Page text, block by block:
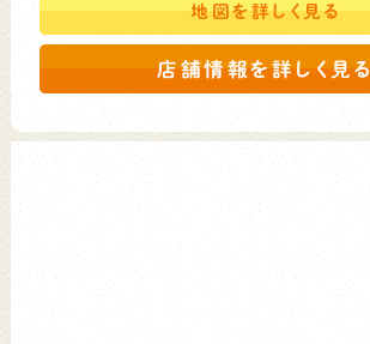
地図を詳しく見る
店舗情報を詳しく見る